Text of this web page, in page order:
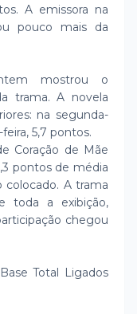
A emissora na
pouco mais da
mostrou o
trama. A novela
na segunda-
5,7 pontos.
Coração de Mãe
pontos de média
colocado. A trama
toda a exibição,
chegou
Total Ligados